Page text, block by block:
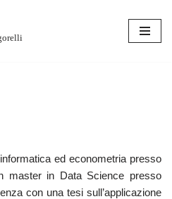
ed econometria presso
master in Data Science presso
con una tesi sull’applicazione